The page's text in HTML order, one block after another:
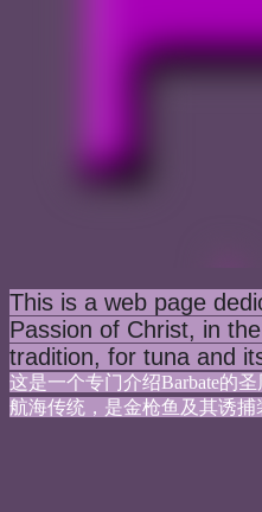
This is a web page
Passion of Christ, in
tradition, for tuna and
这是一个专门介绍Barbate的
航海传统，是金枪鱼及其诱捕